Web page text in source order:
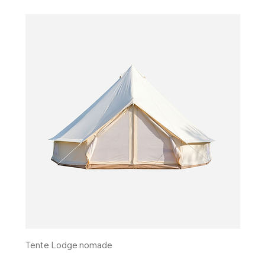
Tente Lodge nomade